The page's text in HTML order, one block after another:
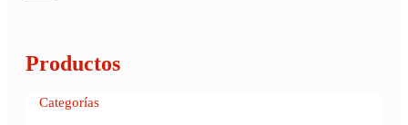
Productos
Categorías